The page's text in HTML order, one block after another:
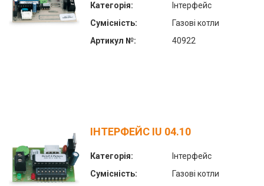
Категорія:
Інтерфейс
Сумісність:
Газові котли
Артикул №:
40922
ІНТЕРФЕЙС IU 04.10
Категорія:
Інтерфейс
Сумісність:
Газові котли